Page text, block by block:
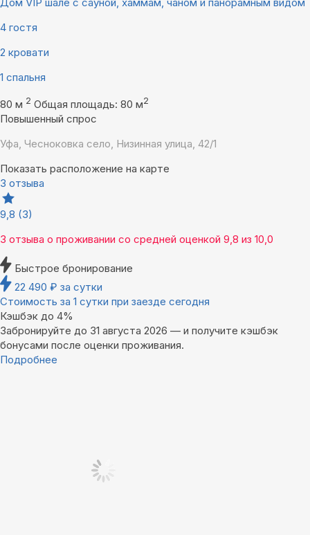
Дом VIP шале с сауной, хаммам, чаном и панорамным видом
4 гостя
2 кровати
1 спальня
80 м 2 Общая площадь: 80 м2
Повышенный спрос
Уфа, Чесноковка село, Низинная улица, 42/1
Показать расположение на карте
3 отзыва
9,8 (3)
3 отзыва о проживании со средней оценкой 9,8 из 10,0
Быстрое бронирование
22 490 ₽ за сутки
Стоимость за 1 сутки при заезде сегодня
Кэшбэк до 4%
Забронируйте до 31 августа 2026 — и получите кэшбэк
бонусами после оценки проживания.
Подробнее